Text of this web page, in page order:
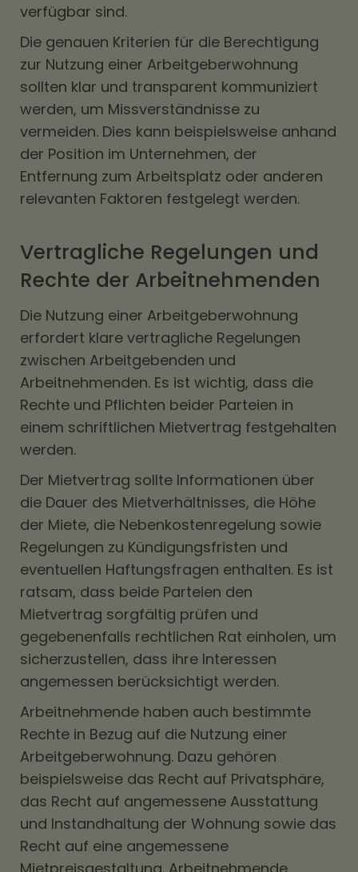
verfügbar sind.
Die genauen Kriterien für die Berechtigung
zur Nutzung einer Arbeitgeberwohnung
sollten klar und transparent kommuniziert
werden, um Missverständnisse zu
vermeiden. Dies kann beispielsweise anhand
der Position im Unternehmen, der
Entfernung zum Arbeitsplatz oder anderen
relevanten Faktoren festgelegt werden.
Vertragliche Regelungen und
Rechte der Arbeitnehmenden
Die Nutzung einer Arbeitgeberwohnung
erfordert klare vertragliche Regelungen
zwischen Arbeitgebenden und
Arbeitnehmenden. Es ist wichtig, dass die
Rechte und Pflichten beider Parteien in
einem schriftlichen Mietvertrag festgehalten
werden.
Der Mietvertrag sollte Informationen über
die Dauer des Mietverhältnisses, die Höhe
der Miete, die Nebenkostenregelung sowie
Regelungen zu Kündigungsfristen und
eventuellen Haftungsfragen enthalten. Es ist
ratsam, dass beide Parteien den
Mietvertrag sorgfältig prüfen und
gegebenenfalls rechtlichen Rat einholen, um
sicherzustellen, dass ihre Interessen
angemessen berücksichtigt werden.
Arbeitnehmende haben auch bestimmte
Rechte in Bezug auf die Nutzung einer
Arbeitgeberwohnung. Dazu gehören
beispielsweise das Recht auf Privatsphäre,
das Recht auf angemessene Ausstattung
und Instandhaltung der Wohnung sowie das
Recht auf eine angemessene